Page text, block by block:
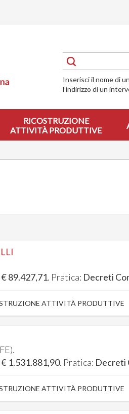
Inserisci il nome di
l’indirizzo di un
RICOSTRUZIONE
ATTIVITÀ PRODUTTIVE
€ 89.427,71. Pratica: Decreti
ATTIVITÀ PRODUTTIVE
€ 1.531.881,90. Pratica: Decreti
ATTIVITÀ PRODUTTIVE